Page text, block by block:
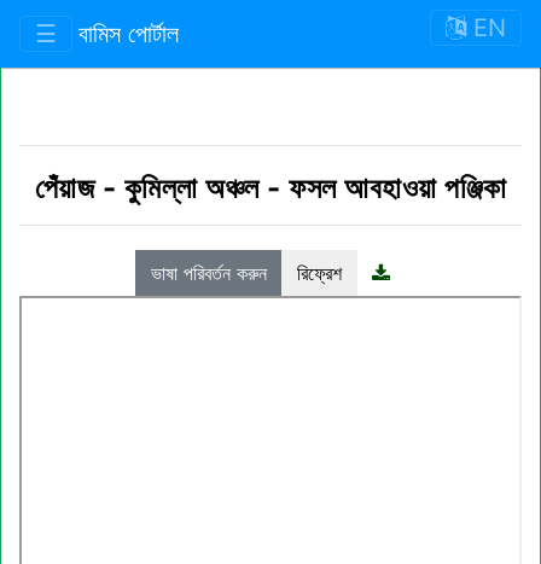
☰ বামিস পোর্টাল EN
পেঁয়াজ - কুমিল্লা অঞ্চল- ফসল আবহাওয়া পঞ্জিকা
ভাষা পরিবর্তন করুন রিফ্রেশ